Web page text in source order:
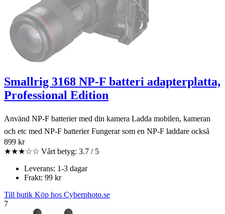
Smallrig 3168 NP-F batteri adapterplatta,
Professional Edition
Använd NP-F batterier med din kamera Ladda mobilen, kameran
och etc med NP-F batterier Fungerar som en NP-F laddare också
899 kr
★★★☆☆ Vårt betyg: 3.7 / 5
Leverans: 1-3 dagar
Frakt: 99 kr
Till butik Köp hos Cyberphoto.se
7